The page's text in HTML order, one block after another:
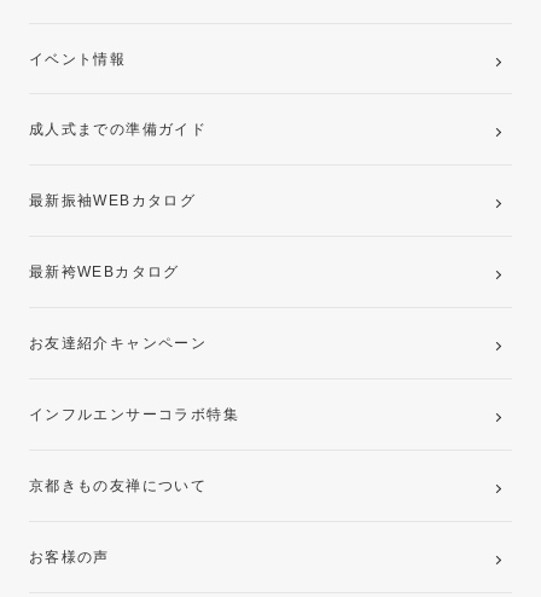
卒業袴レンタルプラン
イベント情報
成人式までの準備ガイド
最新振袖WEBカタログ
最新袴WEBカタログ
お友達紹介キャンペーン
インフルエンサーコラボ特集
京都きもの友禅について
お客様の声